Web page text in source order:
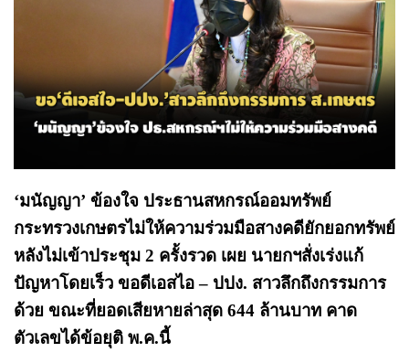
‘มนัญญา’ ข้องใจ ประธานสหกรณ์ออมทรัพย์
กระทรวงเกษตรไม่ให้ความร่วมมือสางคดียักยอกทรัพย์
หลังไม่เข้าประชุม 2 ครั้งรวด เผย นายกฯสั่งเร่งแก้
ปัญหาโดยเร็ว ขอดีเอสไอ – ปปง. สาวลึกถึงกรรมการ
ด้วย ขณะที่ยอดเสียหายล่าสุด 644 ล้านบาท คาด
ตัวเลขได้ข้อยุติ พ.ค.นี้